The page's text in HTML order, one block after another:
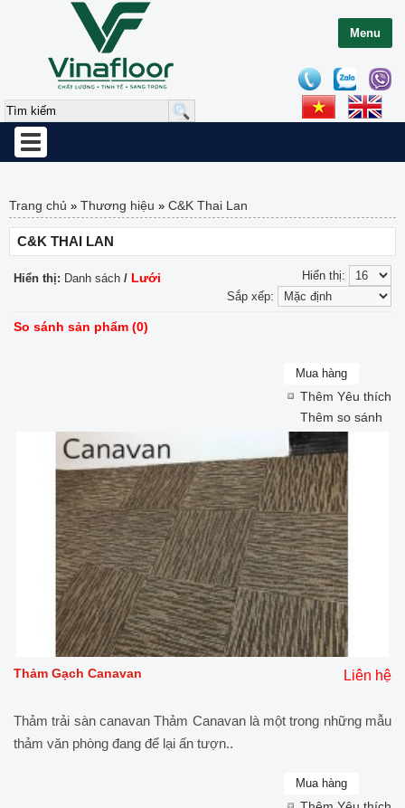
Menu
Toggle
navigation
Trang chủ » Thương hiệu » C&K Thai Lan
C&K THAI LAN
Hiển thị: Danh sách / Lưới
Hiển thị:
Sắp xếp:
So sánh sản phẩm (0)
Thêm Yêu thích
Thêm so sánh
Liên hệ
Thảm Gạch Canavan
Thảm trải sàn canavan Thảm Canavan là một trong những mẫu
thảm văn phòng đang để lại ấn tượn..